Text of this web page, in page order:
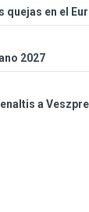
quejas en el
2027
a